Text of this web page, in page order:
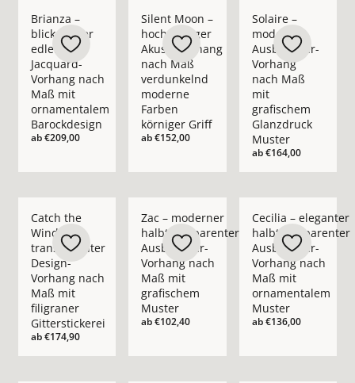
Brianza –
blickdichter
edler
Jacquard-
Vorhang nach
Maß mit
ornamentalem
Barockdesign
ab€209,00
Silent Moon –
hochwertiger
Akustikvorhang
nach Maß
verdunkelnd
moderne
Farben
körniger Griff
ab€152,00
Solaire –
moderner
Ausbrenner-
Vorhang
nach Maß
mit
grafischem
Glanzdruck
Muster
ab€164,00
Catch the
Wind –
transparenter
Design-
Vorhang nach
Maß mit
filigraner
Gitterstickerei
ab€174,90
Zac – moderner
halbtransparenter
Ausbrenner-
Vorhang nach
Maß mit
grafischem
Muster
ab€102,40
Cecilia – eleganter
halbtransparenter
Ausbrenner-
Vorhang nach
Maß mit
ornamentalem
Muster
ab€136,00